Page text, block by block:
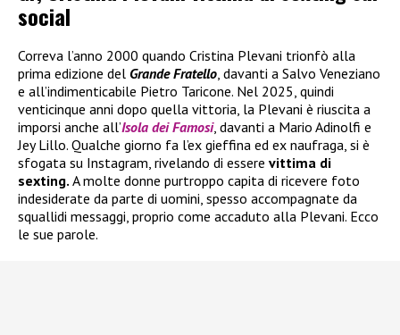
social
Correva l’anno 2000 quando Cristina Plevani trionfò alla
prima edizione del Grande Fratello , davanti a Salvo Veneziano
e all’indimenticabile Pietro Taricone. Nel 2025, quindi
venticinque anni dopo quella vittoria, la Plevani è riuscita a
imporsi anche all’Isola dei Famosi, davanti a Mario Adinolfi e
Jey Lillo. Qualche giorno fa l’ex gieffina ed ex naufraga, si è
sfogata su Instagram, rivelando di essere vittima di
sexting. A molte donne purtroppo capita di ricevere foto
indesiderate da parte di uomini, spesso accompagnate da
squallidi messaggi, proprio come accaduto alla Plevani. Ecco
le sue parole.